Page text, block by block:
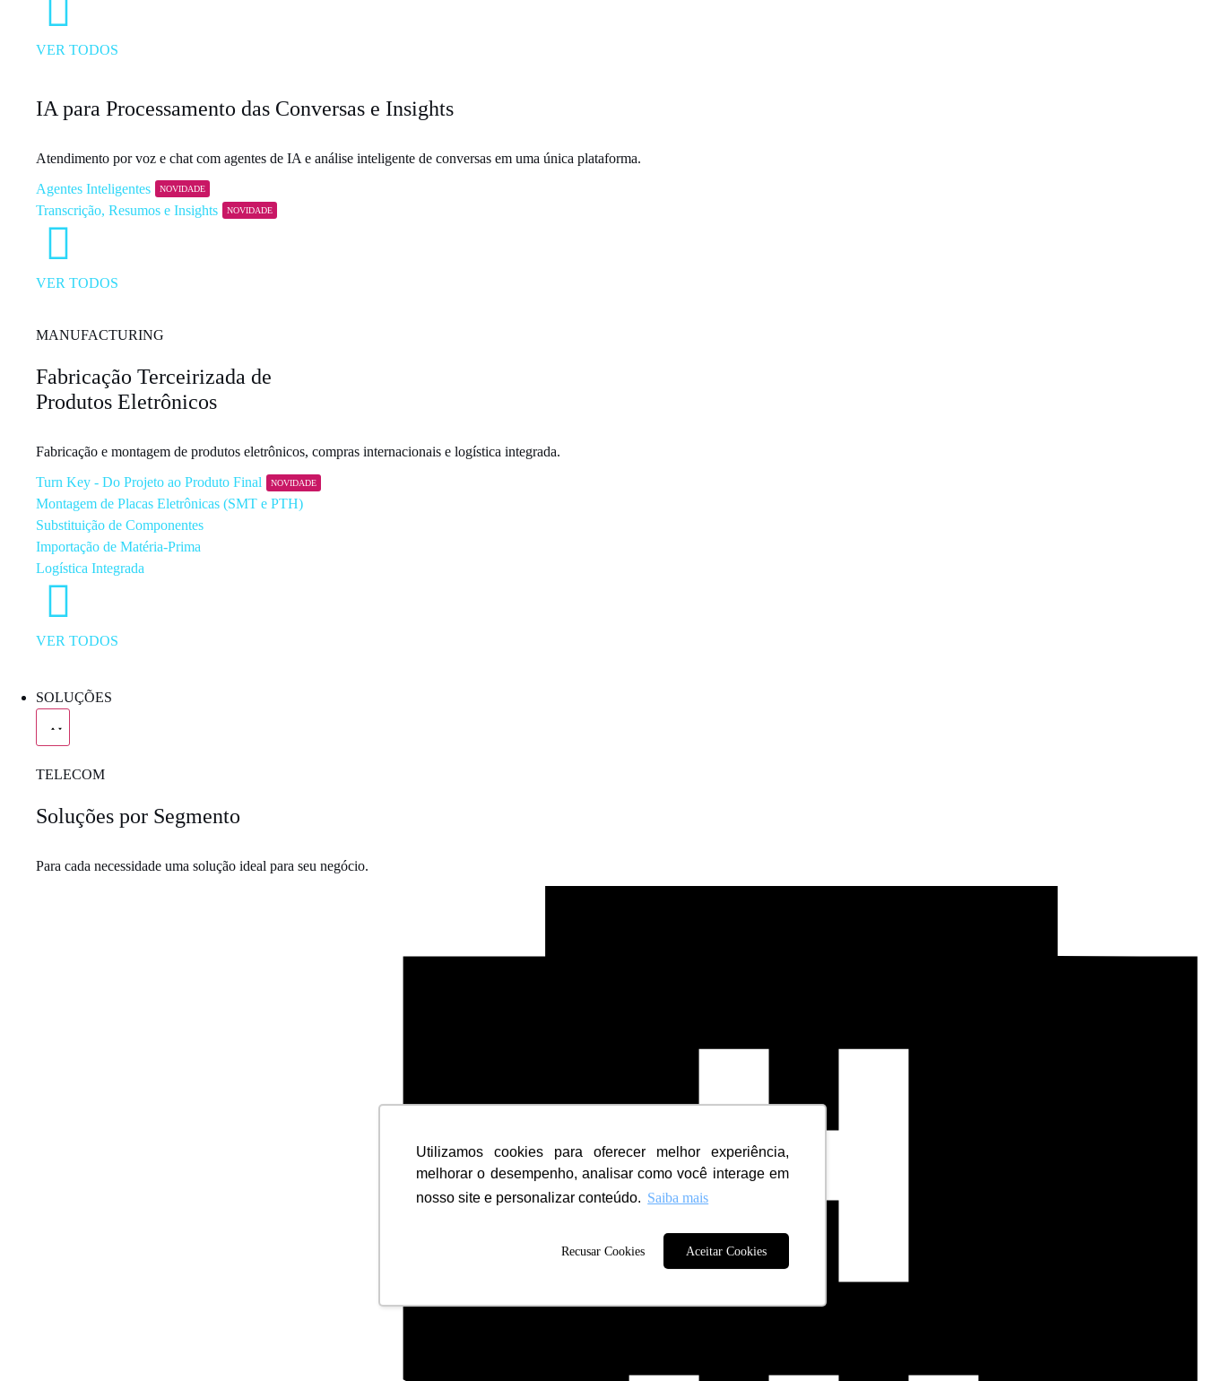
Utilizamos cookies para oferecer melhor experiência,
melhorar o desempenho, analisar como você interage em
nosso site e personalizar conteúdo. Saiba mais
Recusar Cookies Aceitar Cookies
VER TODOS
IA para Processamento das Conversas e Insights
Atendimento por voz e chat com agentes de IA e análise inteligente de conversas em uma única plataforma.
Agentes Inteligentes
NOVIDADE
Transcrição, Resumos e Insights NOVIDADE
VER TODOS
MANUFACTURING
Fabricação Terceirizada de
Produtos Eletrônicos
Fabricação e montagem de produtos eletrônicos, compras internacionais e logística integrada.
Turn Key - Do Projeto ao Produto Final
NOVIDADE
Montagem de Placas Eletrônicas (SMT e PTH)
Substituição de Componentes
Importação de Matéria-Prima
Logística Integrada
VER TODOS
SOLUÇÕES
TELECOM
Soluções por Segmento
Para cada necessidade uma solução ideal para seu negócio.